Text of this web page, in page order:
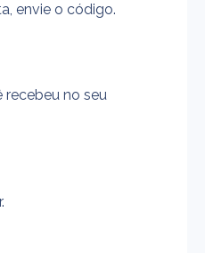
envie o código.
recebeu no seu